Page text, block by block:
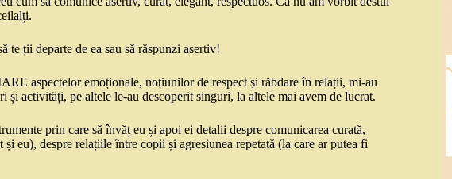
te ții departe de ea sau să răspunzi asertiv!
aspectelor emoționale, noțiunilor de respect și răbdare în relații, mi-au
și activități, pe altele le-au descoperit singuri, la altele mai avem de lucrat.
prin care să învăț eu și apoi ei detalii despre comunicarea curată,
eu), despre relațiile între copii și agresiunea repetată (la care ar putea fi